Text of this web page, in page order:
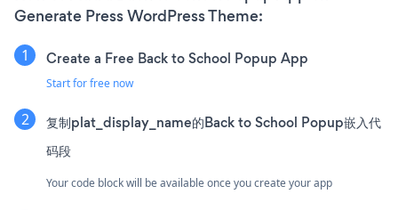
Generate Press WordPress Theme:
Create a Free Back to School Popup App
Start for free now
复制plat_display_name的Back to School Popup嵌入代
码段
Your code block will be available once you create your app